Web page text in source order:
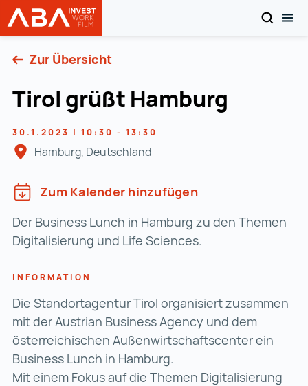
Startseite | INVEST in AUSTRIA
SUCHEN
Zur Übersicht
Tirol grüßt Hamburg
30.1.2023 | 10:30 - 13:30
Hamburg, Deutschland
Zum Kalender hinzufügen
Der Business Lunch in Hamburg zu den Themen
Digitalisierung und Life Sciences.
INFORMATION
Die Standortagentur Tirol organisiert zusammen
mit der Austrian Business Agency und dem
österreichischen Außenwirtschaftscenter ein
Business Lunch in Hamburg.
Mit einem Fokus auf die Themen Digitalisierung